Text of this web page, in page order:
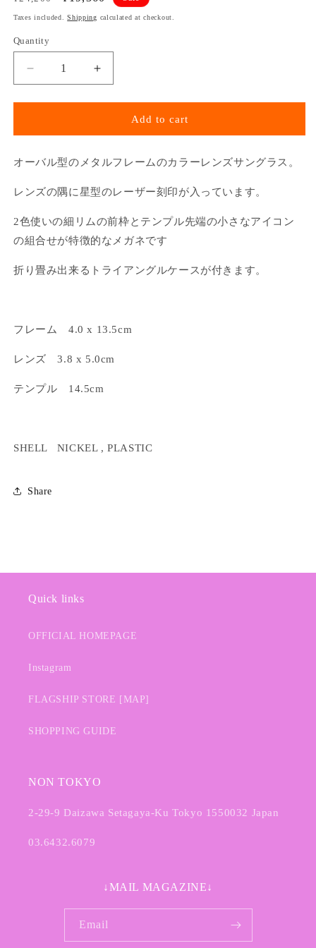
price
price
Taxes included.Shipping calculated at checkout.
Quantity
Decrease
quantity
for
OVAL
(BLUE)
Increase
quantity
for
OVAL
(BLUE)
Add to cart
オーバル型のメタルフレームのカラーレンズサングラス。
レンズの隅に星型のレーザー刻印が入っています。
2色使いの細リムの前枠とテンプル先端の小さなアイコン
の組合せが特徴的なメガネです
折り畳み出来るトライアングルケースが付きます。
フレーム 4.0 x 13.5cm
レンズ 3.8 x 5.0cm
テンプル 14.5cm
SHELL NICKEL , PLASTIC
Share
Quick links
OFFICIAL HOMEPAGE
Instagram
FLAGSHIP STORE [MAP]
SHOPPING GUIDE
NON TOKYO
2-29-9 Daizawa Setagaya-Ku Tokyo 1550032 Japan
03.6432.6079
↓MAIL MAGAZINE↓
Email